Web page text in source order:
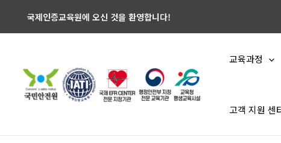
국제인증교육원에 오신 것을 환영합니다!
교육과정
고객 지원 센